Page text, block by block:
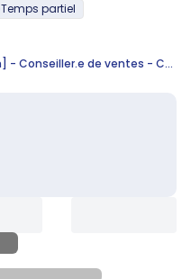
Temps partiel
[Fashion] - Conseiller.e de ventes - CDD 35h - Outlet Miramas - H/F